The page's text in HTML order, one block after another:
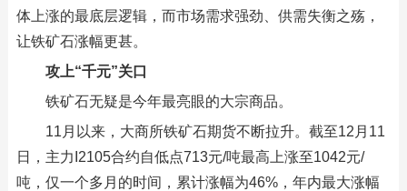
体上涨的最底层逻辑，而市场需求强劲、供需失衡之殇，
让铁矿石涨幅更甚。
攻上“千元”关口
铁矿石无疑是今年最亮眼的大宗商品。
11月以来，大商所铁矿石期货不断拉升。截至12月11
日，主力I2105合约自低点713元/吨最高上涨至1042元/
吨，仅一个多月的时间，累计涨幅为46%，年内最大涨幅